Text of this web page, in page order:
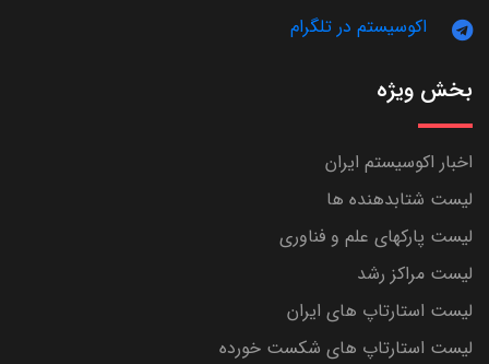
اکوسیستم در تلگرام
بخش ویژه
اخبار اکوسیستم ایران
لیست شتابدهنده ها
لیست پارکهای علم و فناوری
لیست مراکز رشد
لیست استارتاپ های ایران
لیست استارتاپ های شکست خورده